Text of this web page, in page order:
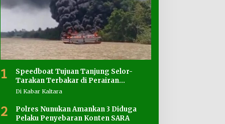
1
Speedboat Tujuan Tanjung Selor-
Tarakan Terbakar di Perairan
Salimbatu
Di Kabar Kaltara
2
Polres Nunukan Amankan 3 Diduga
Pelaku Penyebaran Konten SARA